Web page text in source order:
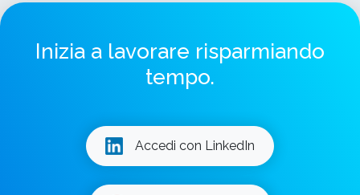
Inizia a lavorare risparmiando
tempo.
Accedi con LinkedIn